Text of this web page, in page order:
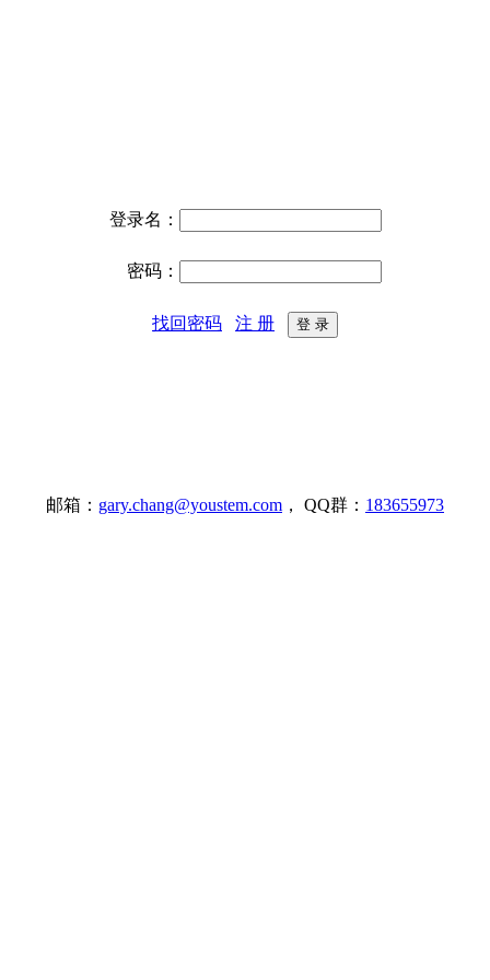
登录名：
密码：
找回密码 注 册
邮箱： gary.chang@youstem.com ， QQ群： 183655973